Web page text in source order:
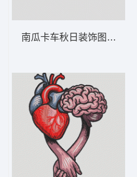
南瓜卡车秋日装饰图 复古